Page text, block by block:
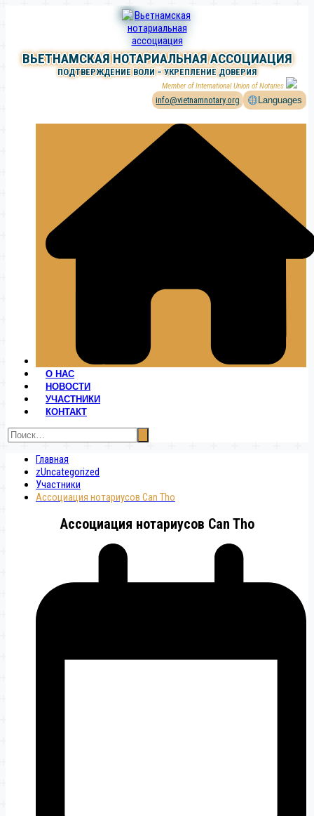
ВЬЕТНАМСКАЯ НОТАРИАЛЬНАЯ АССОЦИАЦИЯ
ПОДТВЕРЖДЕНИЕ ВОЛИ – УКРЕПЛЕНИЕ ДОВЕРИЯ
Member of International Union of Notaries
info@vietnamnotary.org Languages
О НАС
НОВОСТИ
УЧАСТНИКИ
КОНТАКТ
Главная
zUncategorized
Участники
Ассоциация нотариусов Can Tho
Ассоциация нотариусов Can Tho